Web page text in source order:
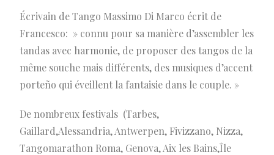
Écrivain de Tango Massimo Di Marco écrit de
Francesco: » connu pour sa manière d’assembler les
tandas avec harmonie, de proposer des tangos de la
même souche mais différents, des musiques d’accent
porteño qui éveillent la fantaisie dans le couple. »
De nombreux festivals (Tarbes,
Gaillard,Alessandria, Antwerpen, Fivizzano, Nizza,
Tangomarathon Roma, Genova, Aix les Bains,Île